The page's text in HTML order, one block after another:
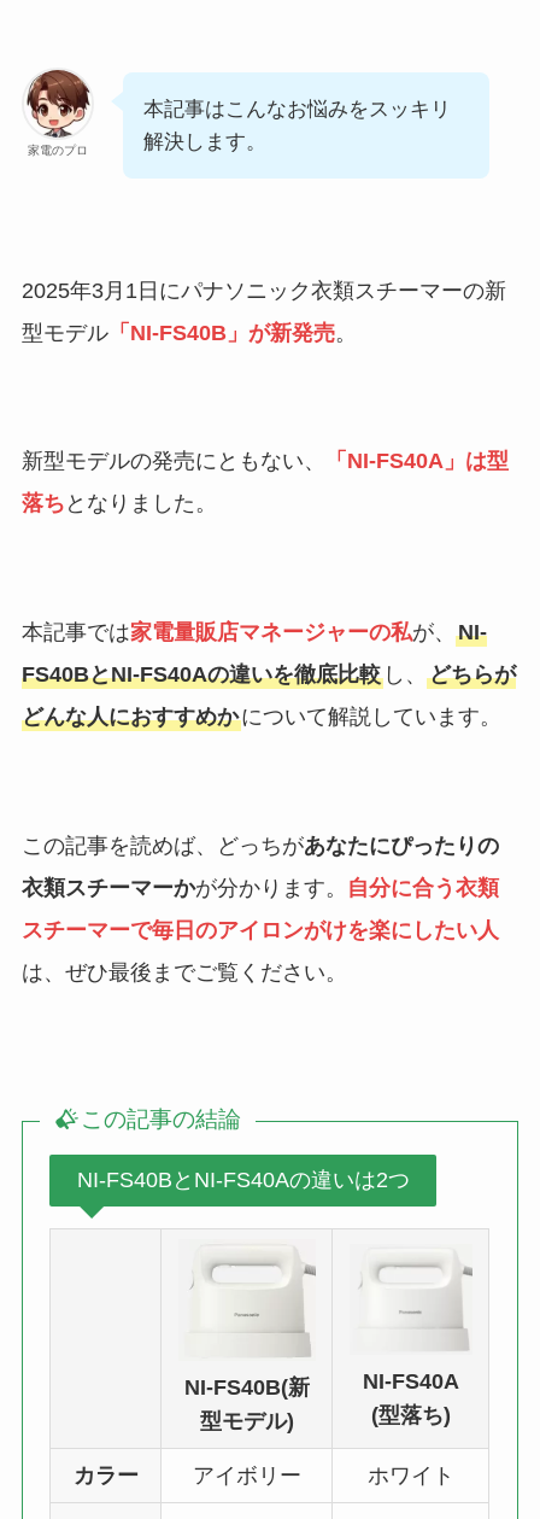
家電のプロ
本記事はこんなお悩みをスッキリ
解決します。
2025年3月1日にパナソニック衣類スチーマーの新
型モデル「NI-FS40B」が新発売。
新型モデルの発売にともない、
「NI-FS40A」は型
落ち となりました。
本記事では家電量販店マネージャーの私が、 NI-
FS40BとNI-FS40Aの違いを徹底比較し、 どちらが
どんな人におすすめかについて解説しています。
この記事を読めば、どっちがあなたにぴったりの
衣類スチーマーかが分かります。
自分に合う衣類
スチーマーで毎日のアイロンがけを楽にしたい人
は、ぜひ最後までご覧ください。
この記事の結論
NI-FS40BとNI-FS40Aの違いは2つ
NI-FS40B(新
型モデル)
NI-FS40A
(型落ち)
カラー アイボリー ホワイト